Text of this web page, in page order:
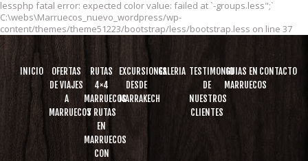
lessphp fatal error: expected color value: failed at `-groups.less";`
C:\webs\Marruecos_nuevo_wordpress/wp-
content/themes/theme51223/bootstrap/less/bootstrap.less on line 37
INICIO
OFERTAS
DE VIAJES
A
MARRUECOS
RUTAS
4×4
MARRUECOS
Y RUTAS
EN
MARRUECOS
CON
EXCURSIONES
DESDE
MARRAKECH
GALERIA TESTIMONIO
DE
NUESTROS
CLIENTES
GUIAS EN
MARRUECOS
CONTACTO